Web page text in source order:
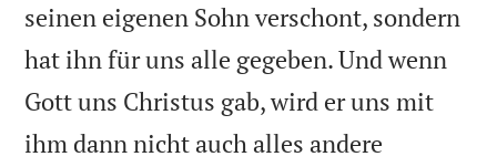
seinen eigenen Sohn verschont, sondern
hat ihn für uns alle gegeben. Und wenn
Gott uns Christus gab, wird er uns mit
ihm dann nicht auch alles andere